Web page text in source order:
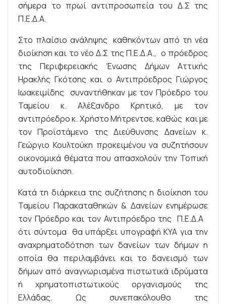
σήμερα το πρωί αντιπροσωπεία του Δ.Σ της
Π.Ε.Δ.Α.
Στο πλαίσιο ανάληψης καθηκόντων από τη νέα
διοίκηση και το νέο Δ.Σ της Π.Ε.Δ.Α., ο πρόεδρος
της Περιφερειακής Ένωσης Δήμων Αττικής
Ηρακλής Γκότσης και ο Αντιπρόεδρος Γιώργος
Ιωακειμίδης συναντήθηκαν με τον Πρόεδρο του
Ταμείου κ. Αλέξανδρο Κρητικό, με τον
αντιπρόεδρο κ. Χρήστο Μήτρεντσε, καθώς και με
τον Προϊστάμενο της Διεύθυνσης Δανείων κ.
Γεώργιο Κουλτούκη προκειμένου να συζητήσουν
οικονομικά θέματα που απασχολούν την Τοπική
αυτοδιοίκηση.
Κατά τη διάρκεια της συζήτησης η διοίκηση του
Ταμείου Παρακαταθηκών & Δανείων ενημέρωσε
τον Πρόεδρο και τον Αντιπρόεδρο της Π.Ε.Δ.Α
ότι σύντομα θα υπάρξει υπογραφή ΚΥΑ για την
αναχρηματοδότηση των δανείων των δήμων η
οποία θα περιλαμβάνει και το δανεισμό των
δήμων από αναγνωρισμένα πιστωτικά ιδρύματα
ή χρηματοπιστωτικούς οργανισμούς της
Ελλάδας. Ως συνεπακόλουθο της